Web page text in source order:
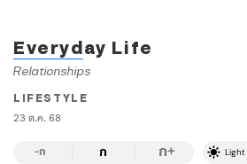
Everyday Life
Relationships
LIFESTYLE
23 ต.ค. 68
-ก ก ก+ Light